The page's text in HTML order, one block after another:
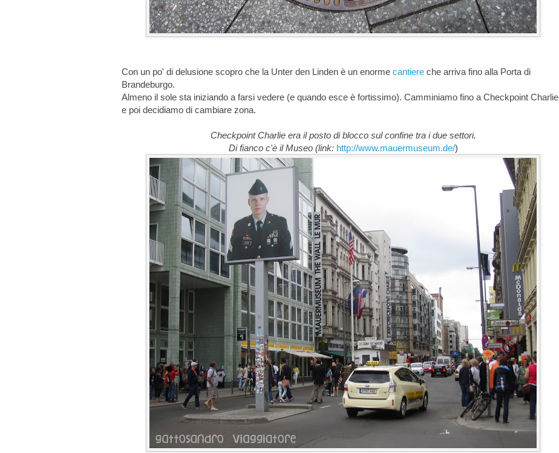
Con un po' di delusione scopro che la Unter den Linden è un enorme cantiere che arriva fino alla Porta di
Brandeburgo.
Almeno il sole sta iniziando a farsi vedere (e quando esce è fortissimo). Camminiamo fino a Checkpoint Charlie
e poi decidiamo di cambiare zona.
Checkpoint Charlie era il posto di blocco sul confine tra i due settori.
Di fianco c'è il Museo (link: http://www.mauermuseum.de/)